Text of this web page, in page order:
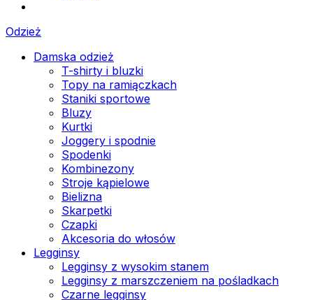
Odzież
Damska odzież
T-shirty i bluzki
Topy na ramiączkach
Staniki sportowe
Bluzy
Kurtki
Joggery i spodnie
Spodenki
Kombinezony
Stroje kąpielowe
Bielizna
Skarpetki
Czapki
Akcesoria do włosów
Legginsy
Legginsy z wysokim stanem
Legginsy z marszczeniem na pośladkach
Czarne legginsy